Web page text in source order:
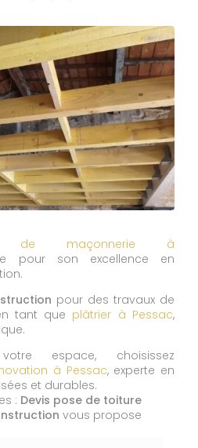
de maçonnerie à
pour son excellence en
pour des travaux de
tant que plâtrier à Pessac,
espace, choisissez
à Pessac, experte en
et durables.
: Devis pose de toiture
vous propose